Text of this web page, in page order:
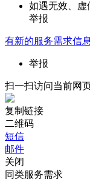
如遇无效、虚
举报
有新的服务需求信
举报
扫一扫访问当前网
复制链接
二维码
短信
邮件
关闭
同类服务需求